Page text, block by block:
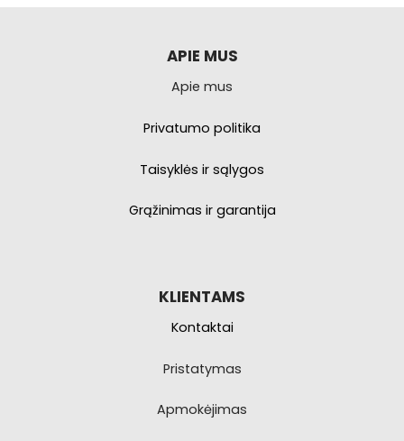
APIE MUS
Apie mus
Privatumo politika
Taisyklės ir sąlygos
Grąžinimas ir garantija
KLIENTAMS
Kontaktai
Pristatymas
Apmokėjimas